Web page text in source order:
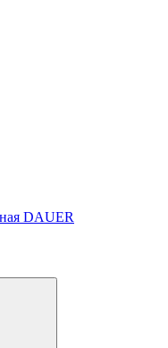
DAUER